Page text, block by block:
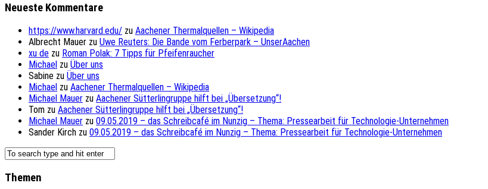
Neueste Kommentare
https://www.harvard.edu/ zu Aachener Thermalquellen – Wikipedia
Albrecht Mauer zu Uwe Reuters: Die Bande vom Ferberpark – UnserAachen
xu de zu Roman Polak: 7 Tipps für Pfeifenraucher
Michael zu Über uns
Sabine zu Über uns
Michael zu Aachener Thermalquellen – Wikipedia
Michael Mauer zu Aachener Sütterlingruppe hilft bei „Übersetzung“!
Tom zu Aachener Sütterlingruppe hilft bei „Übersetzung“!
Michael Mauer zu 09.05.2019 – das Schreibcafé im Nunzig – Thema: Pressearbeit für Technologie-Unternehmen
Sander Kirch zu 09.05.2019 – das Schreibcafé im Nunzig – Thema: Pressearbeit für Technologie-Unternehmen
Themen